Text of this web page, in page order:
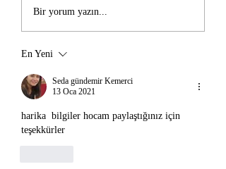
Bir yorum yazın...
En Yeni
Seda gündemir Kemerci
13 Oca 2021
harika  bilgiler hocam paylaştığınız için
teşekkürler